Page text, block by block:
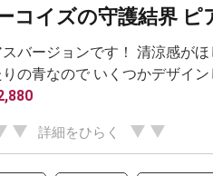
コイズの守護結界 ピ
スバージョンです！ 清涼感が
りの青なので いくつかデザイ
詳細をひらく